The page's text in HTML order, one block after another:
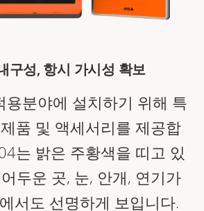
구성, 항시 가시성 확보
용분야에 설치하기 위해 특
품 및 액세서리를 제공합
는 밝은 주황색을 띠고 있
두운 곳, 눈, 안개, 연기가
서도 선명하게 보입니다.